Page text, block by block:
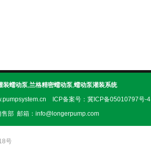
装蠕动泵,兰格精密蠕动泵,蠕动泵灌装系统
ICP备案号： 冀ICP备05010797号-4
部 邮箱：info@longerpump.com
号